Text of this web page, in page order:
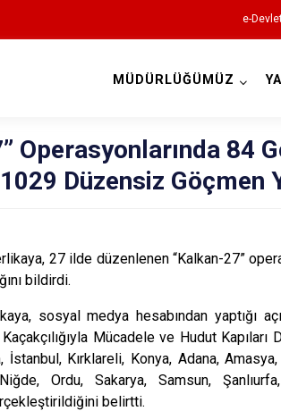
e-
MÜDÜRLÜĞÜMÜZ
Operasyonlarında 84
Düzensiz Göçmen
27 ilde düzenlenen “Kalkan-27”
bildirdi.
sosyal medya hesabından yaptığı
Mücadele ve Hudut
İstanbul, Kırklareli, Konya, Adana,
Ordu, Sakarya, Samsun,
belirtti.